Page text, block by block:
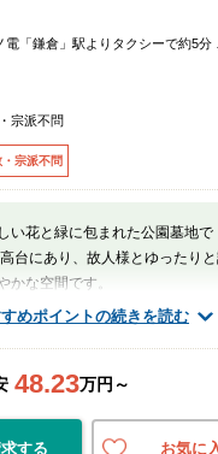
電「鎌倉」駅よりタクシーで約5分
停で「鎌23・鎌24・鎌36」ご乗車
宗派不問
・宗派不問
めポイントの続きを読む
い花と緑に包まれた公園墓地で
台にあり、故人様とゆったり
かな空間です。
働省認定 葬祭ディレクター技能審
ディレクター 田中（業界歴15
48.23万円～
する お気に